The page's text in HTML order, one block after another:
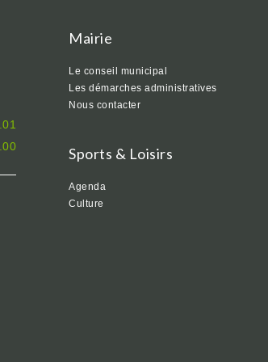
Mairie
Le conseil municipal
Les démarches administratives
Nous contacter
Sports & Loisirs
Agenda
Culture